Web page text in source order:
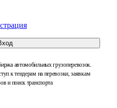
автомобильных грузоперевозок.
к тендерам на перевозки, заявкам
и поиск транспорта